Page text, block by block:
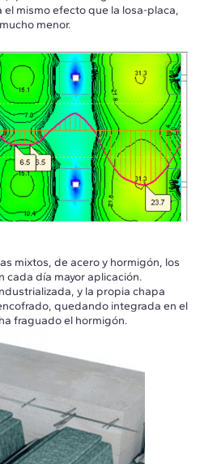
mismo efecto que la losa-placa,
menor.
mixtos, de acero y hormigón, los
cada día mayor aplicación.
y la propia chapa
quedando integrada en el
fraguado el hormigón.